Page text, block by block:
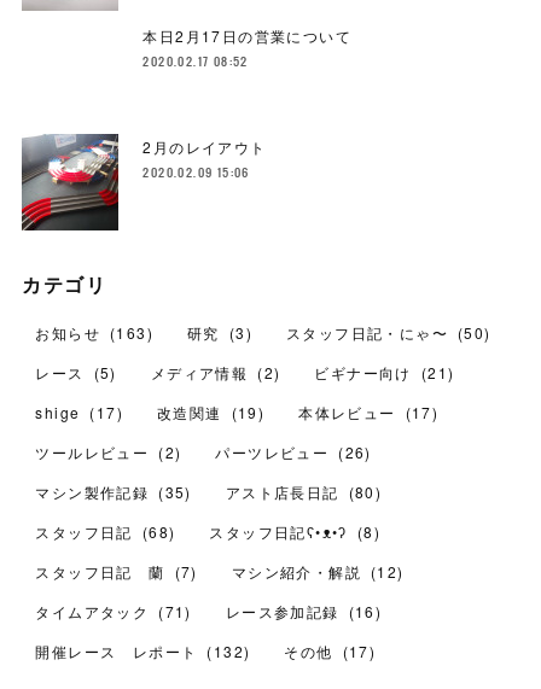
本日2月17日の営業について
2020.02.17 08:52
2月のレイアウト
2020.02.09 15:06
カテゴリ
お知らせ (163) 研究 (3) スタッフ日記・にゃ〜 (50)
レース
(5) メディア情報 (2) ビギナー向け (21)
shige (17) 改造関連 (19) 本体レビュー (17)
ツールレビュー
(2) パーツレビュー (26)
マシン製作記録 (35) アスト店長日記 (80)
スタッフ日記
(68) スタッフ日記ʕ•ᴥ•ʔ (8)
スタッフ日記 蘭
(7) マシン紹介・解説 (12)
タイムアタック
(71) レース参加記録 (16)
開催レース レポート
(132) その他 (17)